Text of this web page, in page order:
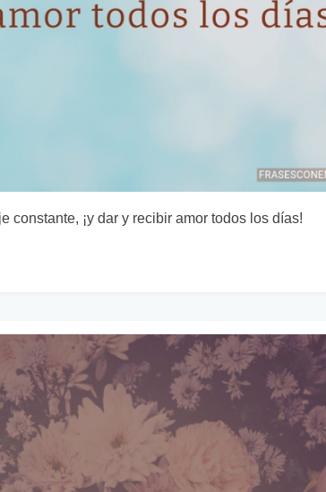
constante, ¡y dar y recibir amor todos los días!